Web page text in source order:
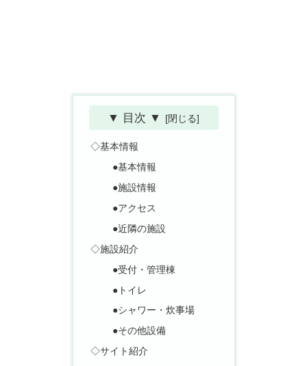
▼ 目次 ▼
◇基本情報
●基本情報
●施設情報
●アクセス
●近隣の施設
◇施設紹介
●受付・管理棟
●トイレ
●シャワー・炊事場
●その他設備
◇サイト紹介